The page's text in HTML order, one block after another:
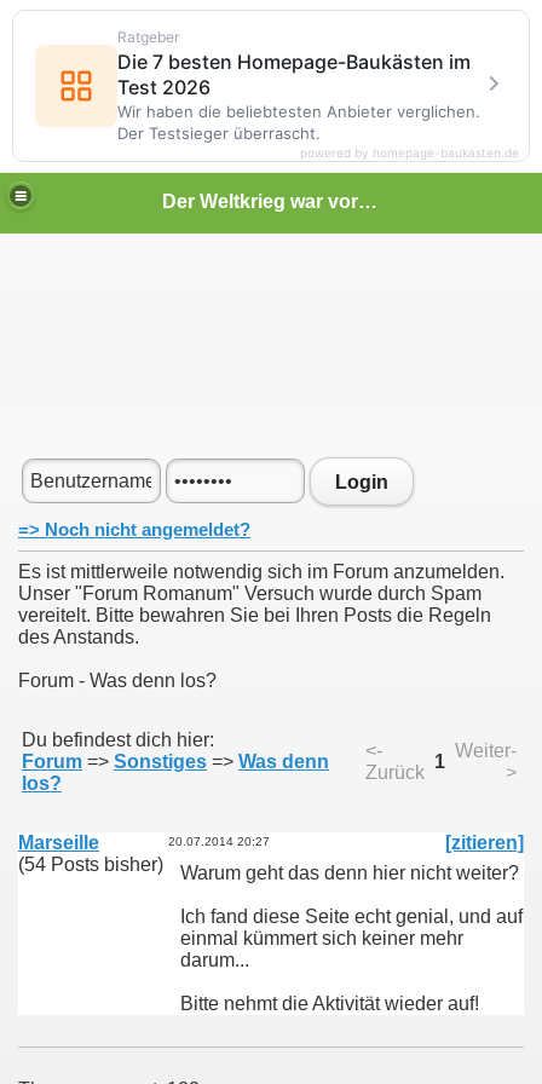
Der Weltkrieg war vor deiner Tür
Login
=> Noch nicht angemeldet?
Es ist mittlerweile notwendig sich im Forum anzumelden.
Unser "Forum Romanum" Versuch wurde durch Spam
vereitelt. Bitte bewahren Sie bei Ihren Posts die Regeln
des Anstands.
Forum - Was denn los?
Du befindest dich hier:
Forum => Sonstiges => Was denn
los?
<-
Zurück
1
Weiter-
>
Marseille
(54 Posts bisher)
20.07.2014 20:27
[zitieren]
Warum geht das denn hier nicht weiter?
Ich fand diese Seite echt genial, und auf
einmal kümmert sich keiner mehr
darum...
Bitte nehmt die Aktivität wieder auf!
Ratgeber
Die 7 besten Homepage-Baukästen im
Test 2026
Wir haben die beliebtesten Anbieter verglichen.
Der Testsieger überrascht.
powered by homepage-baukasten.de